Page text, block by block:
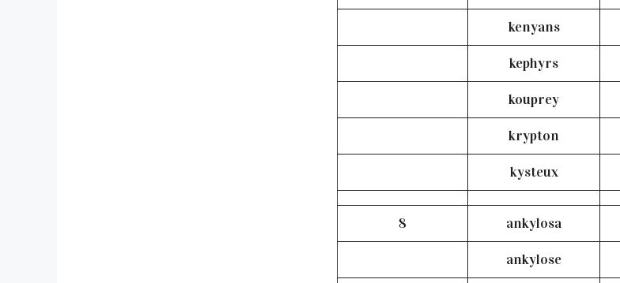
kenyans
kephyrs
kouprey
krypton
kysteux
8 ankylosa
ankylose